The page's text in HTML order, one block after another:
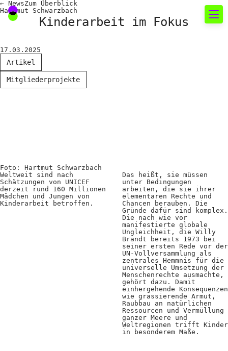
Neues rund um die
Fotografie
Das aktuelle Foto
Fakten für Politik und
Projekte und Publikationen
← NewsZum Überblick
Hartmut Schwarzbach
Kinderarbeit im Fokus
17.03.2025
Artikel
Mitgliederprojekte
Foto: Hartmut Schwarzbach
Weltweit sind nach
Schätzungen von UNICEF
derzeit rund 160 Millionen
Mädchen und Jungen von
Kinderarbeit betroffen.
Das heißt, sie müssen
unter Bedingungen
arbeiten, die sie ihrer
elementaren Rechte und
Chancen berauben. Die
Gründe dafür sind komplex.
Die nach wie vor
manifestierte globale
Ungleichheit, die Willy
Brandt bereits 1973 bei
seiner ersten Rede vor der
UN-Vollversammlung als
zentrales Hemmnis für die
universelle Umsetzung der
Menschenrechte ausmachte,
gehört dazu. Damit
einhergehende Konsequenzen
wie grassierende Armut,
Raubbau an natürlichen
Ressourcen und Vermüllung
ganzer Meere und
Weltregionen trifft Kinder
in besonderem Maße.